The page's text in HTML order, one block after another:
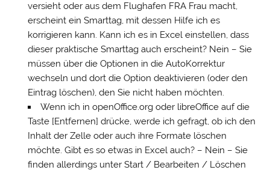
versieht oder aus dem Flughafen FRA Frau macht,
erscheint ein Smarttag, mit dessen Hilfe ich es
korrigieren kann. Kann ich es in Excel einstellen, dass
dieser praktische Smarttag auch erscheint? Nein – Sie
müssen über die Optionen in die AutoKorrektur
wechseln und dort die Option deaktivieren (oder den
Eintrag löschen), den Sie nicht haben möchten.
Wenn ich in openOffice.org oder libreOffice auf die
Taste [Entfernen] drücke, werde ich gefragt, ob ich den
Inhalt der Zelle oder auch ihre Formate löschen
möchte. Gibt es so etwas in Excel auch? – Nein – Sie
finden allerdings unter Start / Bearbeiten / Löschen